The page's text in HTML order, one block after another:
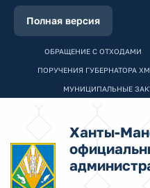
Полная версия
ОБРАЩЕНИЕ С ОТХОДАМИ
ПОРУЧЕНИЯ ГУБЕРНАТОРА
МУНИЦИПАЛЬНЫЕ
Ханты-